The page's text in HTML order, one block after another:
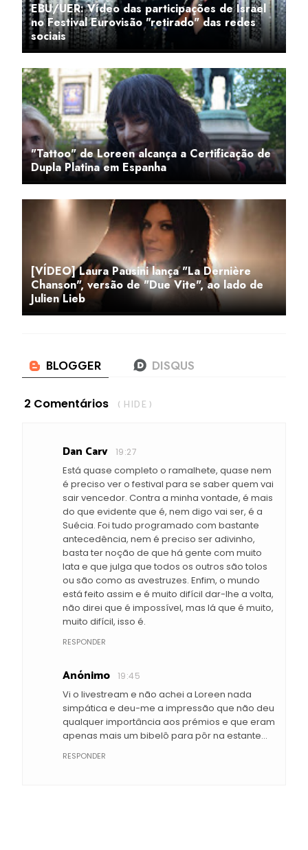
EBU/UER: Vídeo das participações de Israel
no Festival Eurovisão "retirado" das redes
sociais
"Tattoo" de Loreen alcança a Certificação de
Dupla Platina em Espanha
[VÍDEO] Laura Pausini lança "La Dernière
Chanson", versão de "Due Vite", ao lado de
Julien Lieb
2 Comentários ( HIDE )
Dan Carv 19:27
Está quase completo o ramalhete, quase nem
é preciso ver o festival para se saber quem vai
sair vencedor. Contra a minha vontade, é mais
do que evidente que é, nem digo vai ser, é a
Suécia. Foi tudo programado com bastante
antecedência, nem é preciso ser adivinho,
basta ter noção de que há gente com muito
lata e que julga que todos os outros são tolos
ou são como as avestruzes. Enfim, o mundo
está feito assim e é muito difícil dar-lhe a volta,
não direi que é impossível, mas lá que é muito,
muito difícil, isso é.
RESPONDER
Anónimo 19:45
Vi o livestream e não achei a Loreen nada
simpática e deu-me a impressão que não deu
qualquer importância aos prémios e que eram
apenas mais um bibelô para pôr na estante...
RESPONDER